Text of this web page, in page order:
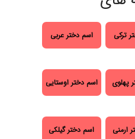
ترکی اسم دختر عربی
پهلوی اسم دختر اوستایی
ارمنی اسم دختر گیلکی